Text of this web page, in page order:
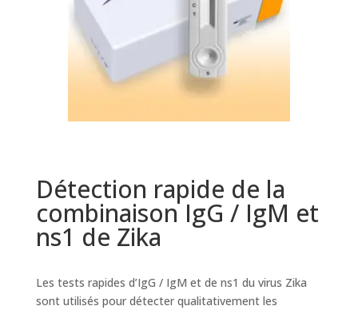
Détection rapide de la
combinaison IgG / IgM et
ns1 de Zika
Les tests rapides d’IgG / IgM et de ns1 du virus Zika
sont utilisés pour détecter qualitativement les